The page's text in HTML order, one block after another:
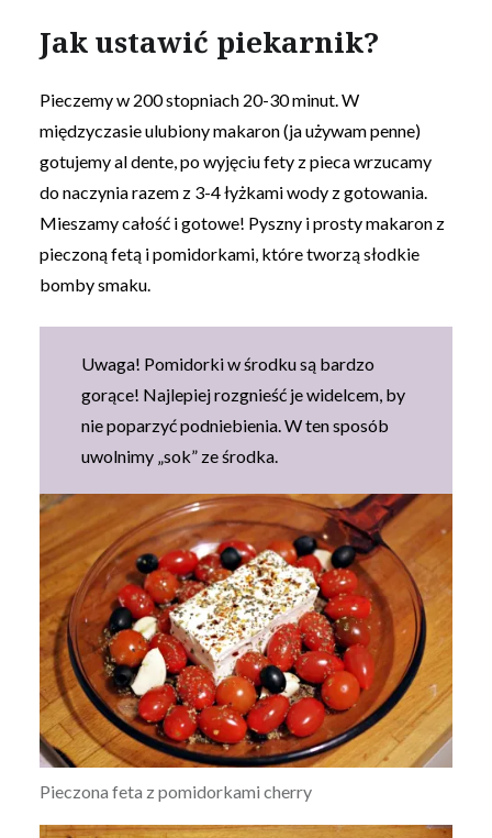
Jak ustawić piekarnik?
Pieczemy w 200 stopniach 20-30 minut. W
międzyczasie ulubiony makaron (ja używam penne)
gotujemy al dente, po wyjęciu fety z pieca wrzucamy
do naczynia razem z 3-4 łyżkami wody z gotowania.
Mieszamy całość i gotowe! Pyszny i prosty makaron z
pieczoną fetą i pomidorkami, które tworzą słodkie
bomby smaku.
Uwaga! Pomidorki w środku są bardzo
gorące! Najlepiej rozgnieść je widelcem, by
nie poparzyć podniebienia. W ten sposób
uwolnimy „sok” ze środka.
Pieczona feta z pomidorkami cherry